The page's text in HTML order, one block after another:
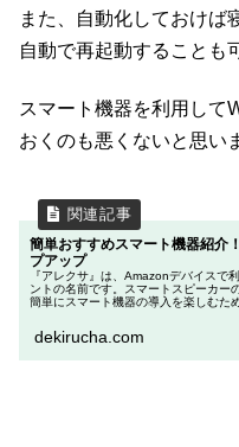
また、自動化しておけば
自動で再起動することも
スマート機器を利用して
おくのも悪くないと思い
簡単おすすめスマート機器紹介
プアップ
『アレクサ』は、Amazonデバイスで
ントの名前です。スマートスピーカー
簡単にスマート機器の導入を楽しむた
dekirucha.com